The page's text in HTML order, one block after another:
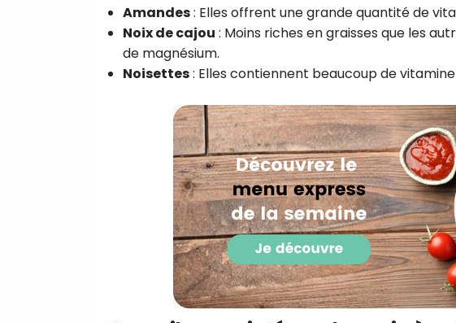
Amandes: Elles offrent une grande quantité de
Noix de cajou : Moins riches en graisses que les
de magnésium.
Noisettes: Elles contiennent beaucoup de